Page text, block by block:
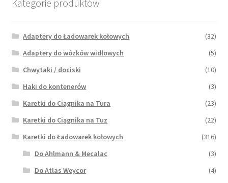
Kategorie produktów
Adaptery do Ładowarek kołowych
(32)
Adaptery do wózków widłowych
(5)
Chwytaki / dociski
(10)
Haki do kontenerów
(3)
Karetki do Ciągnika na Tura
(23)
Karetki do Ciągnika na Tuz
(22)
Karetki do Ładowarek kołowych
(316)
Do Ahlmann & Mecalac
(3)
Do Atlas Weycor
(4)